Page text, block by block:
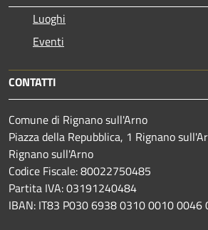
Luoghi
Eventi
CONTATTI
Comune di Rignano sull'Arno
Piazza della Repubblica, 1 Rignano
Rignano sull'Arno
Codice Fiscale: 80022750485
Partita IVA: 03191240484
IBAN: IT83 P030 6938 0310 0010 0046